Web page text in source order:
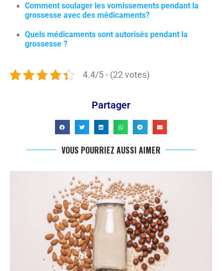
Comment soulager les vomissements pendant la
grossesse avec des médicaments?
Quels médicaments sont autorisés pendant la
grossesse ?
4.4/5 - (22 votes)
Partager
VOUS POURRIEZ AUSSI AIMER